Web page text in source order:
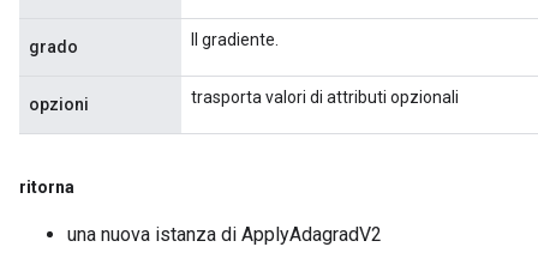
grado Il gradiente.
opzioni trasporta valori di attributi opzionali
ritorna
una nuova istanza di ApplyAdagradV2